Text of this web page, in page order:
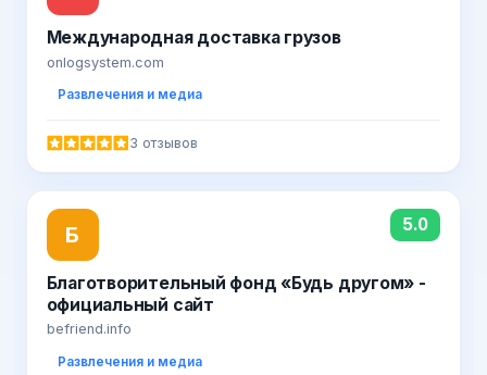
Международная доставка грузов
onlogsystem.com
Развлечения и медиа
3 отзывов
Б 5.0
Благотворительный фонд «Будь другом» -
официальный сайт
befriend.info
Развлечения и медиа